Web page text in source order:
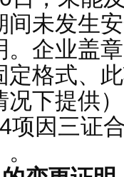
间未发生
。企业盖
定格式、
况下提供
项因三证